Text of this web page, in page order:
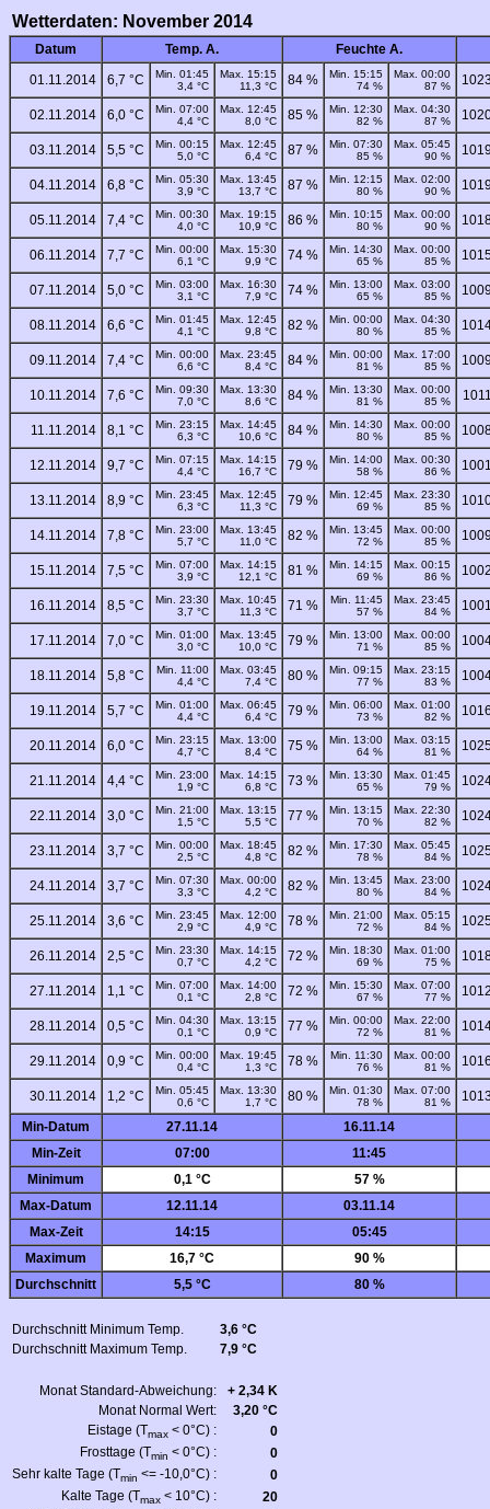
Wetterdaten: November 2014
Datum Temp. A.
Feuchte A.
01.11.2014
6,7 °C
Min. 01:45
3,4 °C
Max. 15:15
11,3 °C
84 %
Min. 15:15
74 %
Max. 00:00
87 %
02.11.2014 6,0 °C
Min. 07:00
4,4 °C
Max. 12:45
8,0 °C
85 %
Min. 12:30
82 %
Max. 04:30
87 %
03.11.2014 5,5 °C
Min. 00:15
5,0 °C
Max. 12:45
6,4 °C
87 %
Min. 07:30
85 %
Max. 05:45
90 %
04.11.2014 6,8 °C
Min. 05:30
3,9 °C
Max. 13:45
13,7 °C
87 %
Min. 12:15
80 %
Max. 02:00
90 %
05.11.2014 7,4 °C
Min. 00:30
4,0 °C
Max. 19:15
10,9 °C
86 %
Min. 10:15
80 %
Max. 00:00
90 %
06.11.2014 7,7 °C
Min. 00:00
6,1 °C
Max. 15:30
9,9 °C
74 %
Min. 14:30
65 %
Max. 00:00
85 %
07.11.2014 5,0 °C
Min. 03:00
3,1 °C
Max. 16:30
7,9 °C
74 %
Min. 13:00
65 %
Max. 03:00
85 %
08.11.2014 6,6 °C
Min. 01:45
4,1 °C
Max. 12:45
9,8 °C
82 %
Min. 00:00
80 %
Max. 04:30
85 %
09.11.2014 7,4 °C
Min. 00:00
6,6 °C
Max. 23:45
8,4 °C
84 %
Min. 00:00
81 %
Max. 17:00
85 %
10.11.2014 7,6 °C
Min. 09:30
7,0 °C
Max. 13:30
8,6 °C
84 %
Min. 13:30
81 %
Max. 00:00
85 %
11.11.2014 8,1 °C
Min. 23:15
6,3 °C
Max. 14:45
10,6 °C
84 %
Min. 14:30
80 %
Max. 00:00
85 %
12.11.2014 9,7 °C
Min. 07:15
4,4 °C
Max. 14:15
16,7 °C
79 %
Min. 14:00
58 %
Max. 00:30
86 %
13.11.2014 8,9 °C
Min. 23:45
6,3 °C
Max. 12:45
11,3 °C
79 %
Min. 12:45
69 %
Max. 23:30
85 %
14.11.2014 7,8 °C
Min. 23:00
5,7 °C
Max. 13:45
11,0 °C
82 %
Min. 13:45
72 %
Max. 00:00
85 %
15.11.2014 7,5 °C
Min. 07:00
3,9 °C
Max. 14:15
12,1 °C
81 %
Min. 14:15
69 %
Max. 00:15
86 %
16.11.2014 8,5 °C
Min. 23:30
3,7 °C
Max. 10:45
11,3 °C
71 %
Min. 11:45
57 %
Max. 23:45
84 %
17.11.2014 7,0 °C
Min. 01:00
3,0 °C
Max. 13:45
10,0 °C
79 %
Min. 13:00
71 %
Max. 00:00
85 %
18.11.2014 5,8 °C
Min. 11:00
4,4 °C
Max. 03:45
7,4 °C
80 %
Min. 09:15
77 %
Max. 23:15
83 %
19.11.2014 5,7 °C
Min. 01:00
4,4 °C
Max. 06:45
6,4 °C
79 %
Min. 06:00
73 %
Max. 01:00
82 %
20.11.2014 6,0 °C
Min. 23:15
4,7 °C
Max. 13:00
8,4 °C
75 %
Min. 13:00
64 %
Max. 03:15
81 %
21.11.2014 4,4 °C
Min. 23:00
1,9 °C
Max. 14:15
6,8 °C
73 %
Min. 13:30
65 %
Max. 01:45
79 %
22.11.2014 3,0 °C
Min. 21:00
1,5 °C
Max. 13:15
5,5 °C
77 %
Min. 13:15
70 %
Max. 22:30
82 %
23.11.2014 3,7 °C
Min. 00:00
2,5 °C
Max. 18:45
4,8 °C
82 %
Min. 17:30
78 %
Max. 05:45
84 %
24.11.2014 3,7 °C
Min. 07:30
3,3 °C
Max. 00:00
4,2 °C
82 %
Min. 13:45
80 %
Max. 23:00
84 %
25.11.2014 3,6 °C
Min. 23:45
2,9 °C
Max. 12:00
4,9 °C
78 %
Min. 21:00
72 %
Max. 05:15
84 %
26.11.2014 2,5 °C
Min. 23:30
0,7 °C
Max. 14:15
4,2 °C
72 %
Min. 18:30
69 %
Max. 01:00
75 %
27.11.2014 1,1 °C
Min. 07:00
0,1 °C
Max. 14:00
2,8 °C
72 %
Min. 15:30
67 %
Max. 07:00
77 %
28.11.2014 0,5 °C
Min. 04:30
0,1 °C
Max. 13:15
0,9 °C
77 %
Min. 00:00
72 %
Max. 22:00
81 %
29.11.2014 0,9 °C
Min. 00:00
0,4 °C
Max. 19:45
1,3 °C
78 %
Min. 11:30
76 %
Max. 00:00
81 %
30.11.2014 1,2 °C
Min. 05:45
0,6 °C
Max. 13:30
1,7 °C
80 %
Min. 01:30
78 %
Max. 07:00
81 %
Min-Datum
27.11.14
16.11.14
Min-Zeit
07:00
11:45
Minimum
0,1 °C
57 %
Max-Datum
12.11.14
03.11.14
Max-Zeit
14:15
05:45
Maximum
16,7 °C
90 %
Durchschnitt
5,5 °C 80 %
Durchschnitt Minimum Temp.
3,6 °C
Durchschnitt Maximum Temp.
7,9 °C
Monat Standard-Abweichung:
+ 2,34 K
Monat Normal Wert:
3,20 °C
Eistage (Tmax < 0°C) :
0
Frosttage (Tmin < 0°C) :
0
Sehr kalte Tage (Tmin <= -10,0°C) :
0
Kalte Tage (Tmax < 10°C) :
20